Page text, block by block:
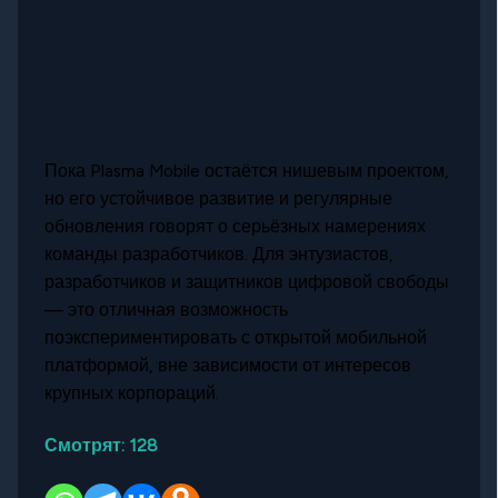
Пока Plasma Mobile остаётся нишевым проектом,
но его устойчивое развитие и регулярные
обновления говорят о серьёзных намерениях
команды разработчиков. Для энтузиастов,
разработчиков и защитников цифровой свободы
— это отличная возможность
поэкспериментировать с открытой мобильной
платформой, вне зависимости от интересов
крупных корпораций.
Смотрят: 128